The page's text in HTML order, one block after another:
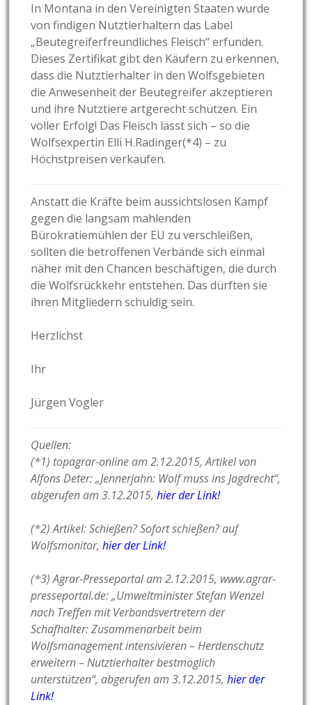
In Montana in den Vereinigten Staaten wurde
von findigen Nutztierhaltern das Label
„Beutegreiferfreundliches Fleisch“ erfunden.
Dieses Zertifikat gibt den Käufern zu erkennen,
dass die Nutztierhalter in den Wolfsgebieten
die Anwesenheit der Beutegreifer akzeptieren
und ihre Nutztiere artgerecht schützen. Ein
voller Erfolg! Das Fleisch lässt sich – so die
Wolfsexpertin Elli H.Radinger(*4) – zu
Höchstpreisen verkaufen.
Anstatt die Kräfte beim aussichtslosen Kampf
gegen die langsam mahlenden
Bürokratiemühlen der EU zu verschleißen,
sollten die betroffenen Verbände sich einmal
näher mit den Chancen beschäftigen, die durch
die Wolfsrückkehr entstehen. Das dürften sie
ihren Mitgliedern schuldig sein.
Herzlichst
Ihr
Jürgen Vogler
Quellen:
(*1) topagrar-online am 2.12.2015, Artikel von
Alfons Deter: „Jennerjahn: Wolf muss ins Jagdrecht“,
abgerufen am 3.12.2015,hier der Link!
(*2) Artikel: Schießen? Sofort schießen? auf
Wolfsmonitor,hier der Link!
(*3) Agrar-Presseportal am 2.12.2015, www.agrar-
presseportal.de: „Umweltminister Stefan Wenzel
nach Treffen mit Verbandsvertretern der
Schafhalter: Zusammenarbeit beim
Wolfsmanagement intensivieren – Herdenschutz
erweitern – Nutztierhalter bestmöglich
unterstützen“, abgerufen am 3.12.2015,hier der
Link!